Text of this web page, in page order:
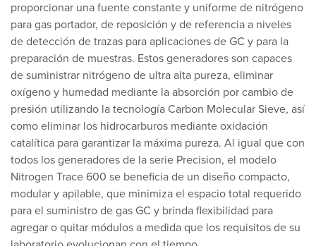
proporcionar una fuente constante y uniforme de nitrógeno
para gas portador, de reposición y de referencia a niveles
de detección de trazas para aplicaciones de GC y para la
preparación de muestras. Estos generadores son capaces
de suministrar nitrógeno de ultra alta pureza, eliminar
oxígeno y humedad mediante la absorción por cambio de
presión utilizando la tecnología Carbon Molecular Sieve, así
como eliminar los hidrocarburos mediante oxidación
catalítica para garantizar la máxima pureza. Al igual que con
todos los generadores de la serie Precision, el modelo
Nitrogen Trace 600 se beneficia de un diseño compacto,
modular y apilable, que minimiza el espacio total requerido
para el suministro de gas GC y brinda flexibilidad para
agregar o quitar módulos a medida que los requisitos de su